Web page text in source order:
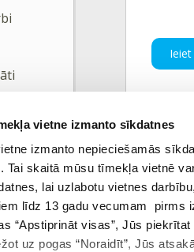
vietne izmanto sīkdatnes
izmanto nepieciešamās
Tai skaitā mūsu tīmekļa vietnē
lai uzlabotu vietnes
līdz 13 gadu vecumam pirms
“Apstiprināt visas”, Jūs
uz pogas “Noraidīt”, Jūs